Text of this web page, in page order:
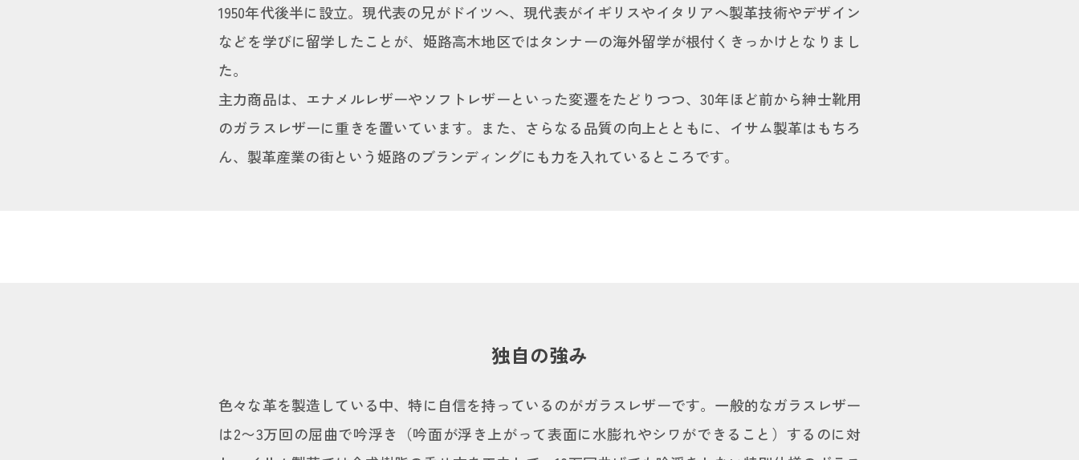
1950年代後半に設立。現代表の兄がドイツへ、現代表がイギリスやイタリアへ製革技術やデザイン
などを学びに留学したことが、姫路高木地区ではタンナーの海外留学が根付くきっかけとなりまし
た。
主力商品は、エナメルレザーやソフトレザーといった変遷をたどりつつ、30年ほど前から紳士靴用
のガラスレザーに重きを置いています。また、さらなる品質の向上とともに、イサム製革はもちろ
ん、製革産業の街という姫路のブランディングにも力を入れているところです。
独自の強み
色々な革を製造している中、特に自信を持っているのがガラスレザーです。一般的なガラスレザー
は2〜3万回の屈曲で吟浮き（吟面が浮き上がって表面に水膨れやシワができること）するのに対